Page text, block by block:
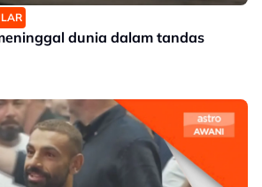
dunia dalam tandas